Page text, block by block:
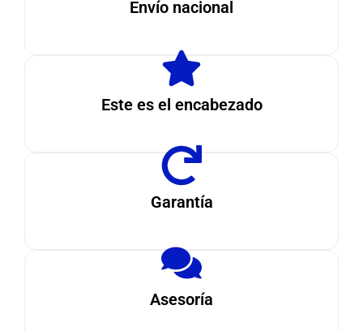
Envío nacional
Este es el encabezado
Garantía
Asesoría